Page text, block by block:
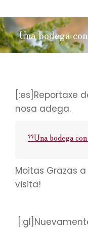
Una bodega
[:es]Reportaxe
nosa adega.
??Una bodega
Moitas Grazas
visita!